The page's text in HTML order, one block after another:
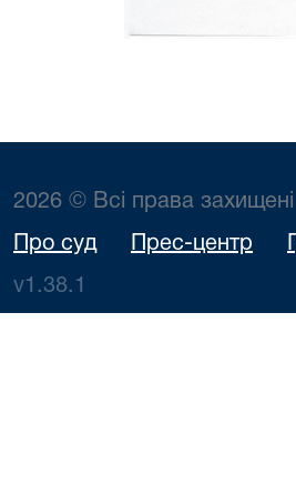
2026 © Всі права захищені
Про суд Прес-центр
v1.38.1